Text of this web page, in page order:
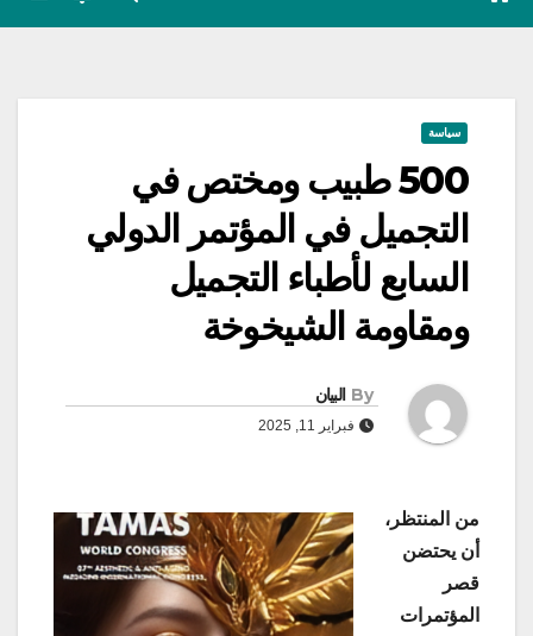
سياسة
500 طبيب ومختص في
التجميل في المؤتمر الدولي
السابع لأطباء التجميل
ومقاومة الشيخوخة
By البيان
فبراير 11, 2025
من المنتظر،
أن يحتضن
قصر
المؤتمرات